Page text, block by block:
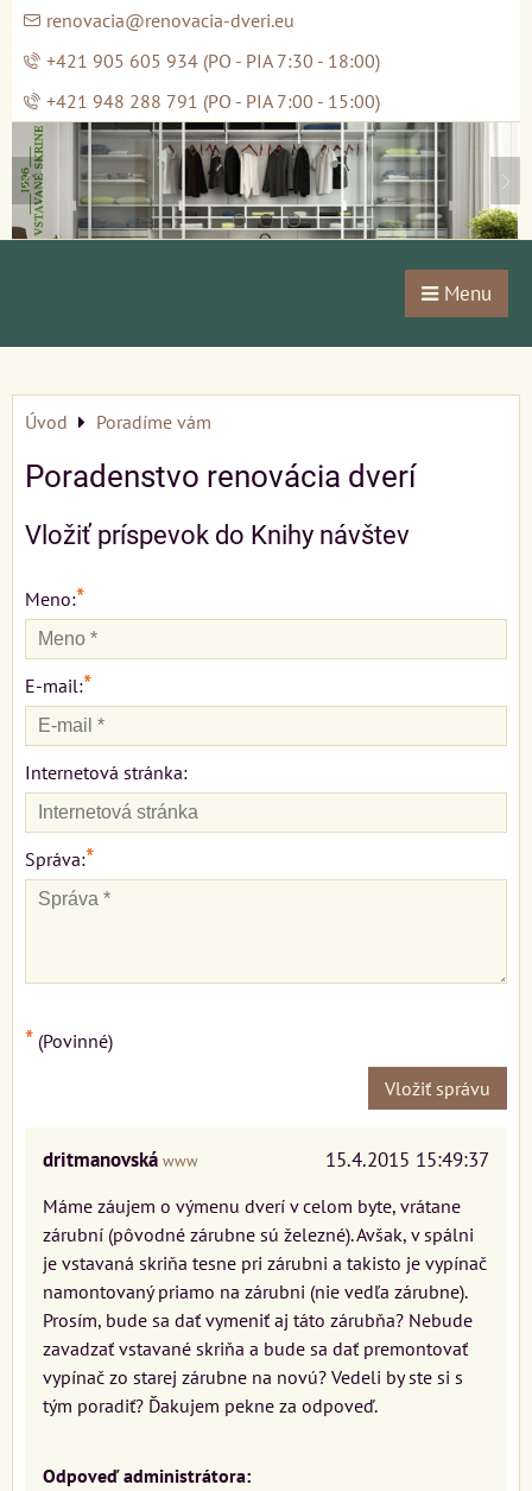
renovacia@renovacia-dveri.eu
+421 905 605 934 (PO - PIA 7:30 - 18:00)
+421 948 288 791 (PO - PIA 7:00 - 15:00)
Menu
Úvod Poradíme vám
Poradenstvo renovácia dverí
Vložiť príspevok do Knihy návštev
Meno:*
E-mail:*
Internetová stránka:
Správa:*
* (Povinné)
Vložiť správu
dritmanovská www 15.4.2015 15:49:37
Máme záujem o výmenu dverí v celom byte, vrátane
zárubní (pôvodné zárubne sú železné). Avšak, v spálni
je vstavaná skriňa tesne pri zárubni a takisto je vypínač
namontovaný priamo na zárubni (nie vedľa zárubne).
Prosím, bude sa dať vymeniť aj táto zárubňa? Nebude
zavadzať vstavané skriňa a bude sa dať premontovať
vypínač zo starej zárubne na novú? Vedeli by ste si s
tým poradiť? Ďakujem pekne za odpoveď.
Odpoveď administrátora: